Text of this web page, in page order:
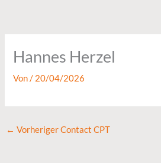
Hannes Herzel
Von/ 20/04/2026
← Vorheriger Contact CPT